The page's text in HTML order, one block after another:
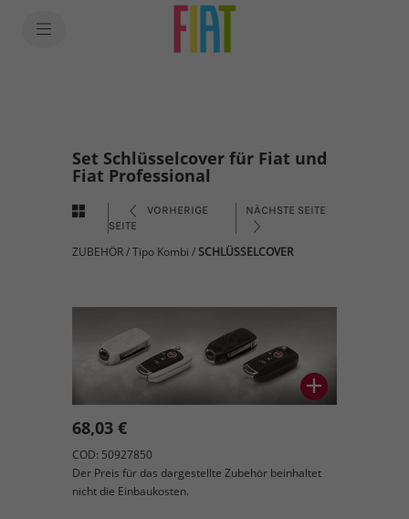
Set Schlüsselcover für Fiat und
Fiat Professional
VORHERIGE
SEITE
NÄCHSTE SEITE
ZUBEHÖR/Tipo Kombi /SCHLÜSSELCOVER
68,03 €
COD: 50927850
Der Preis für das dargestellte Zubehör beinhaltet
nicht die Einbaukosten.